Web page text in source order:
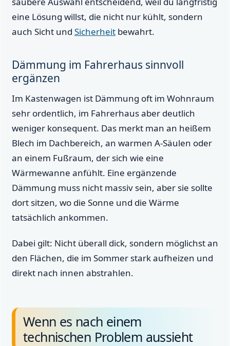
eine Lösung willst, die nicht nur kühlt, sondern
auch Sicht und Sicherheit bewahrt.
Dämmung im Fahrerhaus sinnvoll
ergänzen
Im Kastenwagen ist Dämmung oft im Wohnraum
sehr ordentlich, im Fahrerhaus aber deutlich
weniger konsequent. Das merkt man an heißem
Blech im Dachbereich, an warmen A-Säulen oder
an einem Fußraum, der sich wie eine
Wärmewanne anfühlt. Eine ergänzende
Dämmung muss nicht massiv sein, aber sie sollte
dort sitzen, wo die Sonne und die Wärme
tatsächlich ankommen.
Dabei gilt: Nicht überall dick, sondern möglichst an
den Flächen, die im Sommer stark aufheizen und
direkt nach innen abstrahlen.
Wenn es nach einem
technischen Problem aussieht